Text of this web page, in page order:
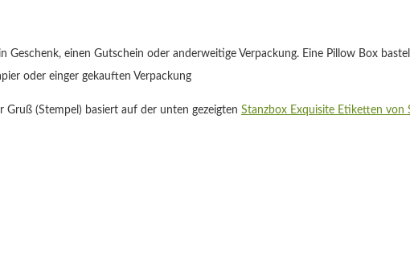
Geschenk, einen Gutschein oder anderweitige Verpackung. Eine Pillow Box
oder einger gekauften Verpackung
(Stempel) basiert auf der unten gezeigten Stanzbox Exquisite Etiketten von